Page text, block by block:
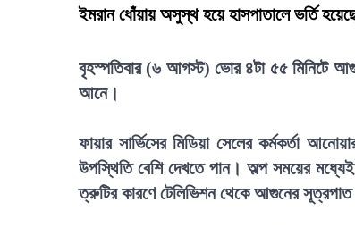
ইমরান ধোঁয়ায় অসুস্থ হয়ে হাসপাতালে ভর্তি
বৃহস্পতিবার (৬ আগস্ট) ভোর ৪টা ৫৫ মিনিটে
আনে।
ফায়ার সার্ভিসের মিডিয়া সেলের কর্মকর্তা
উপস্থিতি বেশি দেখতে পান। অল্প সময়ের
ত্রুটির কারণে টেলিভিশন থেকে আগুনের